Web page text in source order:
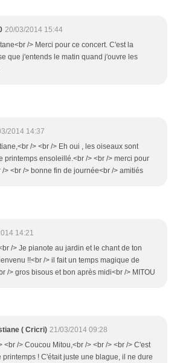
20/03/2014 15:44
/> Merci pour ce concert. C'est la
que j'entends le matin quand j'ouvre les
2014 14:37
/> <br /> Eh oui , les oiseaux sont
printemps ensoleillé.<br /> <br /> merci pour
> <br /> bonne fin de journée<br /> amitiés
14:21
/> Je pianote au jardin et le chant de ton
!!<br /> il fait un temps magique de
/> gros bisous et bon après midi<br /> MITOU
( Cricri) 21/03/2014 09:28
<br /> Coucou Mitou,<br /> <br /> <br /> C'est
printemps ! C'était juste une blague, il ne dure